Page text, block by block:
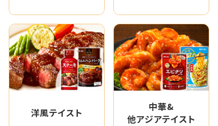
洋風テイスト
中華&
他アジアテイスト